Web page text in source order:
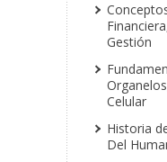
Gestión
Celular
Historia
Del